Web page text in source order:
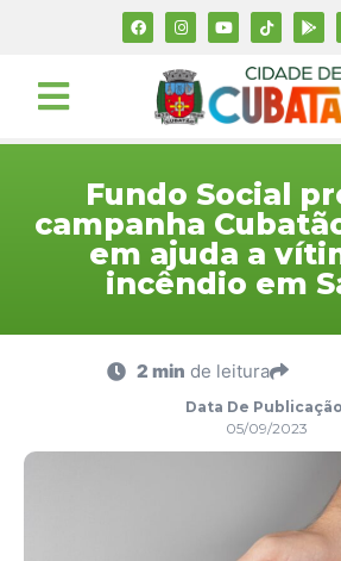
Fundo Social
campanha
em ajuda a
incêndio em
2 min de leitura
Data De
05/09/2023